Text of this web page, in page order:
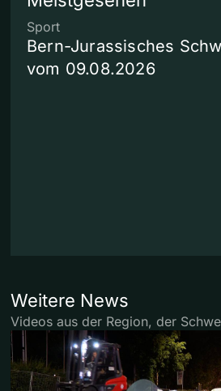
Sport
Bern-Jurassisches
vom 09.08.2026
Weitere News
Videos aus der Region, der